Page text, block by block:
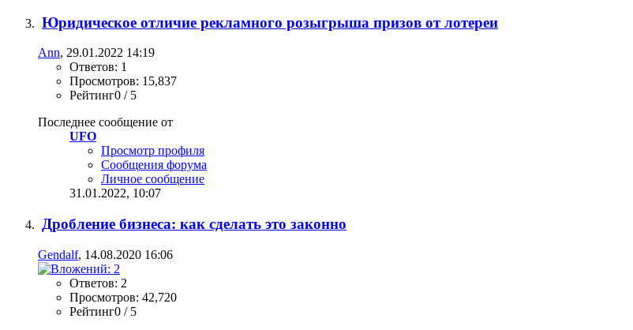
Юридическое отличие рекламного розыгрыша призов от лотереи
Ann, 29.01.2022 14:19
Ответов: 1
Просмотров: 15,837
Рейтинг0 / 5
Последнее сообщение от
UFO
Просмотр профиля
Сообщения форума
Личное сообщение
31.01.2022, 10:07
Дробление бизнеса: как сделать это законно
Gendalf, 14.08.2020 16:06
Ответов: 2
Просмотров: 42,720
Рейтинг0 / 5